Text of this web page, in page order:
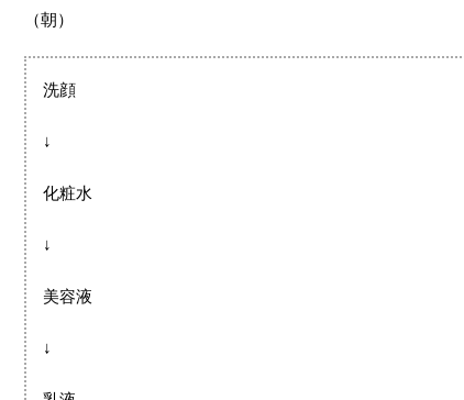
（朝）
洗顔
↓
化粧水
↓
美容液
↓